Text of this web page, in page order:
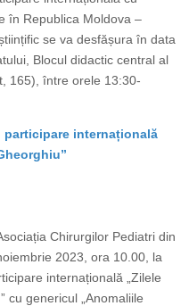
în Republica Moldova –
se va desfășura în data
Blocul didactic central al
165), între orele 13:30-
internațională
Chirurgilor Pediatri din
2023, ora 10.00, la
internațională „Zilele
cu genericul „Anomaliile